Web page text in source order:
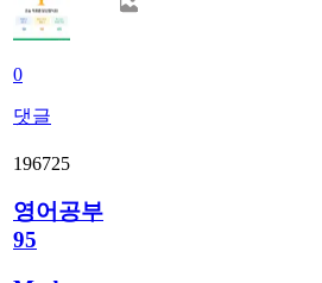
0
댓글
196725
영어공부
95